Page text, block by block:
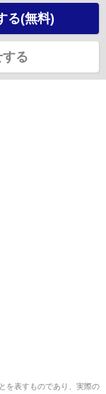
る(無料)
る
を表すものであり、実際の